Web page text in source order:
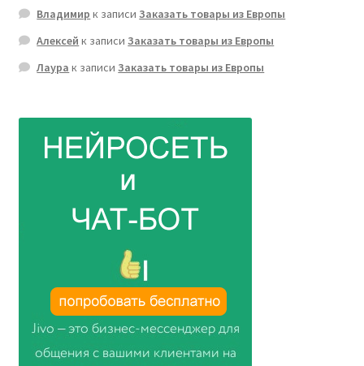
Владимир к записиЗаказать товары из Европы
Алексей к записиЗаказать товары из Европы
Лаура к записиЗаказать товары из Европы